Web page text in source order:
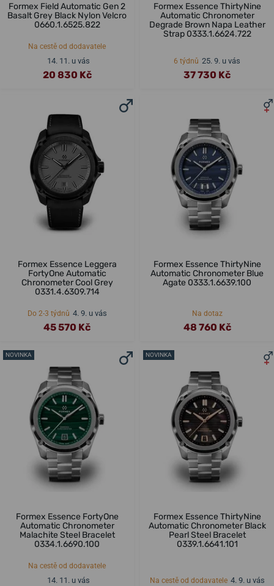
Formex Field Automatic Gen 2
Basalt Grey Black Nylon Velcro
0660.1.6525.822
Na cestě od dodavatele
14. 11. u vás
20 830 Kč
Formex Essence ThirtyNine
Automatic Chronometer
Degrade Brown Napa Leather
Strap 0333.1.6624.722
6 týdnů 25. 9. u vás
37 730 Kč
Formex Essence Leggera
FortyOne Automatic
Chronometer Cool Grey
0331.4.6309.714
Do 2-3 týdnů 4. 9. u vás
45 570 Kč
Formex Essence ThirtyNine
Automatic Chronometer Blue
Agate 0333.1.6639.100
Na dotaz
48 760 Kč
NOVINKA
Formex Essence FortyOne
Automatic Chronometer
Malachite Steel Bracelet
0334.1.6690.100
Na cestě od dodavatele
14. 11. u vás
NOVINKA
Formex Essence ThirtyNine
Automatic Chronometer Black
Pearl Steel Bracelet
0339.1.6641.101
Na cestě od dodavatele 4. 9. u vás